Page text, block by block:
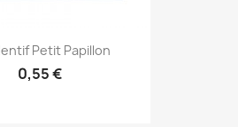
Petit Papillon
0,55 €